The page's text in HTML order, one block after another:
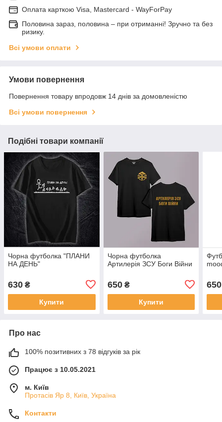
Оплата карткою Visa, Mastercard - WayForPay
Половина зараз, половина – при отриманні! Зручно та без
ризику.
Всі умови оплати
Умови повернення
Повернення товару впродовж 14 днів за домовленістю
Всі умови повернення
Подібні товари компанії
Чорна футболка "ПЛАНИ
НА ДЕНЬ"
630 ₴
Купити
Чорна футболка
Артилерія ЗСУ Боги Війни
650₴
Купити
650
Про нас
100% позитивних з 78 відгуків за рік
Працює з 10.05.2021
м. Київ
Протасів Яр 8, Київ, Україна
Контакти